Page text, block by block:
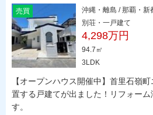
売買
沖縄・離島 / 那覇・新
別荘・一戸建て
4,298万円
94.7㎡
3LDK
【オープンハウス開催中】首里石嶺
置する戸建てが出ました！リフォー
す。